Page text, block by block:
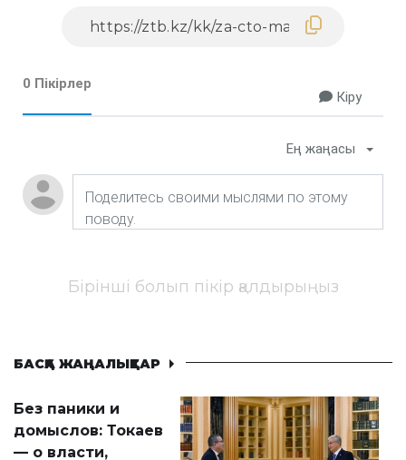
0 Пікірлер
Кіру
Ең жаңасы
Бірінші болып пікір қалдырыңыз
БАСҚА ЖАҢАЛЫҚТАР
Без паники и
домыслов: Токаев
— о власти,